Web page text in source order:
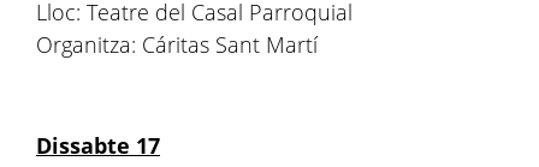
Lloc: Teatre del Casal Parroquial
Organitza: Cáritas Sant Martí
Dissabte 17